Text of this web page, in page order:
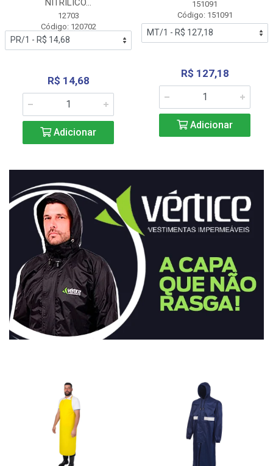
NITRÍLICO...
12703
Código: 120702
R$ 14,68
Adicionar
151091
Código: 151091
R$ 127,18
Adicionar